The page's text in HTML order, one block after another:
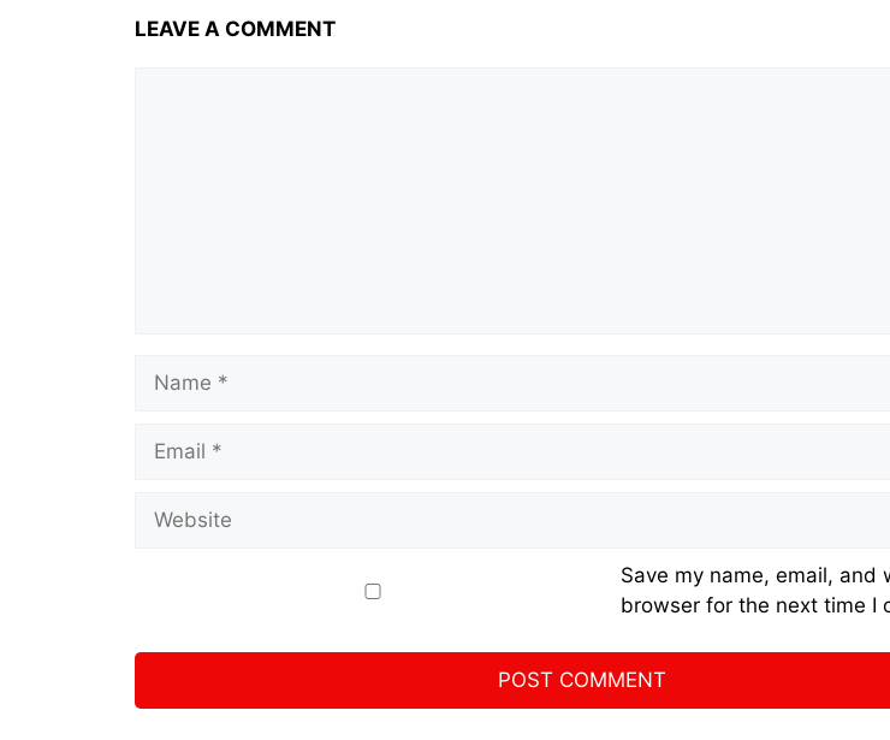
LEAVE A COMMENT
Save my name, email, and
browser for the next time I